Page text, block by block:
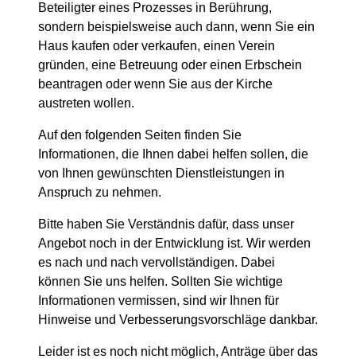
Beteiligter eines Prozesses in Berührung,
sondern beispielsweise auch dann, wenn Sie ein
Haus kaufen oder verkaufen, einen Verein
gründen, eine Betreuung oder einen Erbschein
beantragen oder wenn Sie aus der Kirche
austreten wollen.
Auf den folgenden Seiten finden Sie
Informationen, die Ihnen dabei helfen sollen, die
von Ihnen gewünschten Dienstleistungen in
Anspruch zu nehmen.
Bitte haben Sie Verständnis dafür, dass unser
Angebot noch in der Entwicklung ist. Wir werden
es nach und nach vervollständigen. Dabei
können Sie uns helfen. Sollten Sie wichtige
Informationen vermissen, sind wir Ihnen für
Hinweise und Verbesserungsvorschläge dankbar.
Leider ist es noch nicht möglich, Anträge über das